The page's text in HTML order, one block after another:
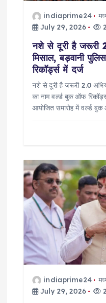
indiaprime24
July 29, 2026
नशे से दूरी है जरूरी
मिसाल, बड़वानी
रिकॉर्ड्स में दर्ज
नशे से दूरी है जरूरी 2.0
का नाम वर्ल्ड बुक ऑफ
आयोजित समारोह में वर्ल्ड
indiaprime24
July 29, 2026